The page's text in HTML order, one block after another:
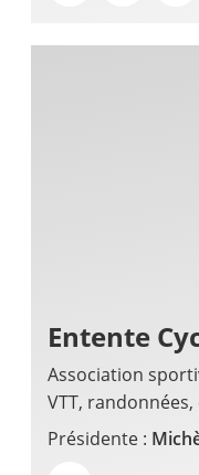
Entente
Association
VTT,
Présidente :